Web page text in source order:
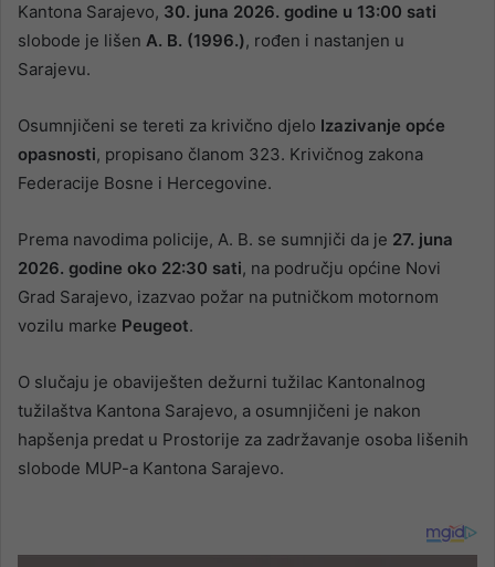
Kantona Sarajevo, 30. juna 2026. godine u 13:00 sati
slobode je lišen A. B. (1996.), rođen i nastanjen u
Sarajevu.
Osumnjičeni se tereti za krivično djelo Izazivanje opće
opasnosti, propisano članom 323. Krivičnog zakona
Federacije Bosne i Hercegovine.
Prema navodima policije, A. B. se sumnjiči da je 27. juna
2026. godine oko 22:30 sati, na području općine Novi
Grad Sarajevo, izazvao požar na putničkom motornom
vozilu marke Peugeot.
O slučaju je obaviješten dežurni tužilac Kantonalnog
tužilaštva Kantona Sarajevo, a osumnjičeni je nakon
hapšenja predat u Prostorije za zadržavanje osoba lišenih
slobode MUP-a Kantona Sarajevo.